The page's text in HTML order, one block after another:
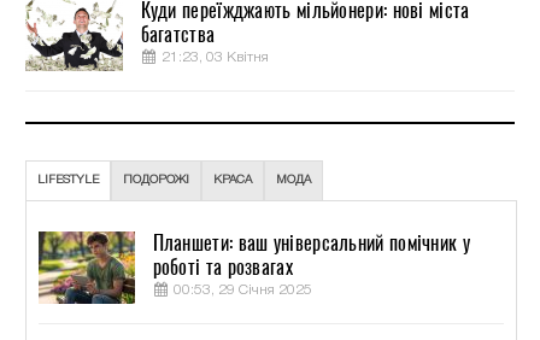
Куди переїжджають мільйонери: нові міста
багатства
21:23, 03 Квітня
LIFESTYLE ПОДОРОЖІ КРАСА МОДА
Планшети: ваш універсальний помічник у
роботі та розвагах
00:53, 29 Січня 2025